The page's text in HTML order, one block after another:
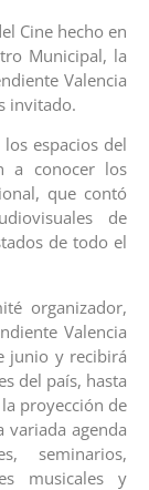
Cine hecho en
Municipal, la
Valencia
invitado.
espacios del
a conocer los
que contó
de
de todo el
organizador,
Valencia
junio y recibirá
del país, hasta
proyección de
agenda
seminarios,
musicales y